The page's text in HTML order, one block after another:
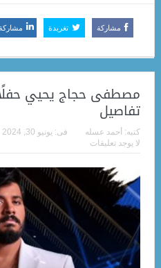
مشاركة تغريدة
مصطفى حجاج يحيي حفلًا
تفاصيل
كتبه: أحمد عسله فى: يونيو 30, 2024
لا يوجد تعليقات